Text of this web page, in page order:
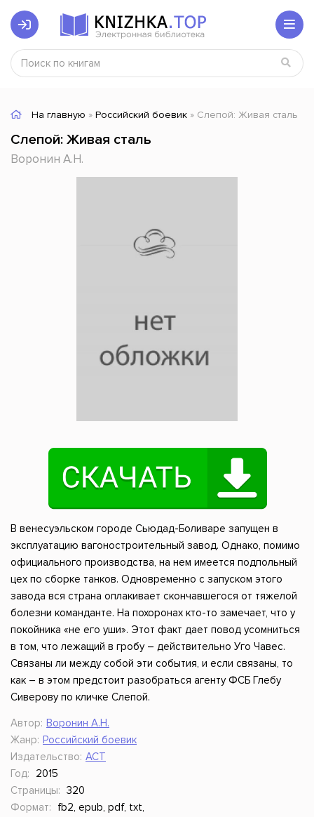
На главную » Российский боевик » Слепой: Живая сталь
Слепой: Живая сталь
Воронин А.Н.
В венесуэльском городе Сьюдад-Боливаре запущен в
эксплуатацию вагоностроительный завод. Однако, помимо
официального производства, на нем имеется подпольный
цех по сборке танков. Одновременно с запуском этого
завода вся страна оплакивает скончавшегося от тяжелой
болезни команданте. На похоронах кто-то замечает, что у
покойника «не его уши». Этот факт дает повод усомниться
в том, что лежащий в гробу – действительно Уго Чавес.
Связаны ли между собой эти события, и если связаны, то
как – в этом предстоит разобраться агенту ФСБ Глебу
Сиверову по кличке Слепой.
Автор: Воронин А.Н.
Жанр: Российский боевик
Издательство: АСТ
Год:
2015
Страницы: 320
Формат:
fb2, epub, pdf, txt,